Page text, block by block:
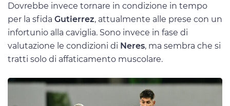
Dovrebbe invece tornare in condizione in tempo
per la sfida Gutierrez, attualmente alle prese con un
infortunio alla caviglia. Sono invece in fase di
valutazione le condizioni di Neres, ma sembra che si
tratti solo di affaticamento muscolare.